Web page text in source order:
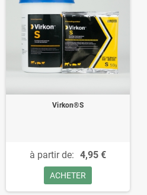
Virkon®S
à partir de: 4,95 €
ACHETER